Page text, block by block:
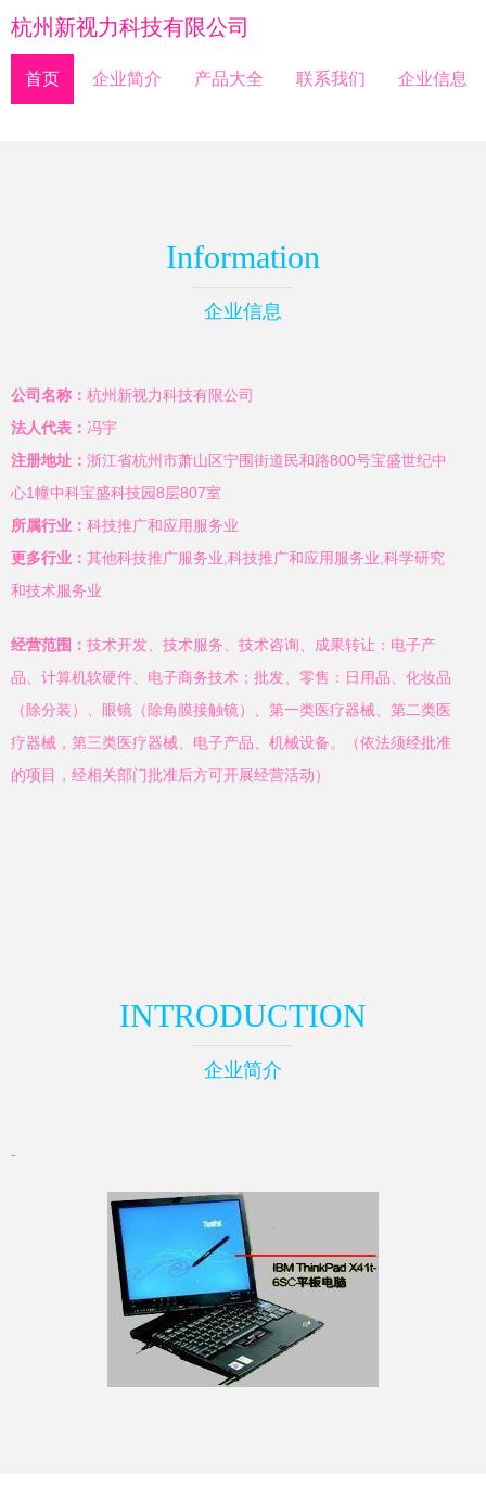
杭州新视力科技有限公司
首页 企业简介 产品大全 联系我们 企业信息
Information
企业信息
公司名称： 杭州新视力科技有限公司
法人代表： 冯宇
注册地址： 浙江省杭州市萧山区宁围街道民和路800号宝盛世纪中
心1幢中科宝盛科技园8层807室
所属行业： 科技推广和应用服务业
更多行业： 其他科技推广服务业,科技推广和应用服务业,科学研究
和技术服务业
经营范围： 技术开发、技术服务、技术咨询、成果转让：电子产
品、计算机软硬件、电子商务技术；批发、零售：日用品、化妆品
（除分装）、眼镜（除角膜接触镜）、第一类医疗器械、第二类医
疗器械，第三类医疗器械、电子产品、机械设备。（依法须经批准
的项目，经相关部门批准后方可开展经营活动）
INTRODUCTION
企业简介
-